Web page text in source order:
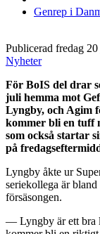
Genrep i
Publicerad fredag
Nyheter
För BoIS del drar
juli hemma mot
Lyngby, och Agim
kommer bli en tuff
som också startar
på
Lyngby åkte ur
seriekollega är
försäsongen.
— Lyngby är ett bra